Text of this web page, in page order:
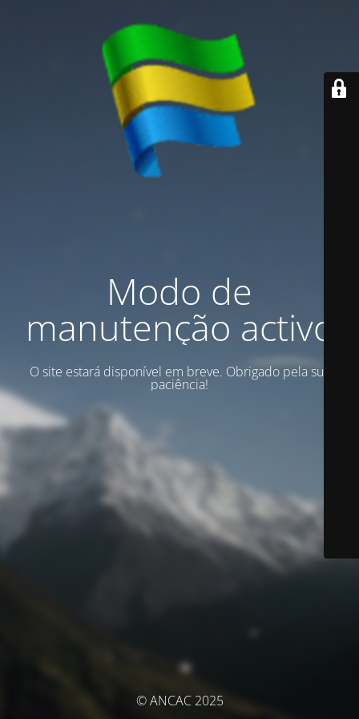
Modo de
manutenção activo
O site estará disponível em breve. Obrigado pela sua
paciência!
© ANCAC 2025